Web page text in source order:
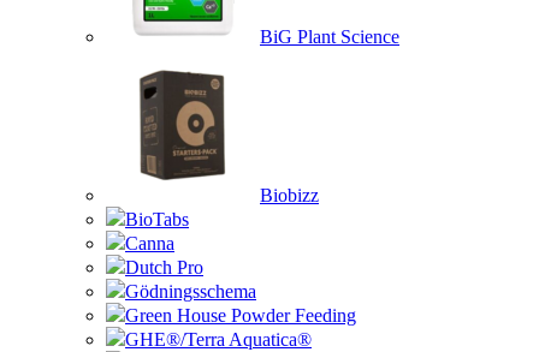
BiG Plant Science
Biobizz
BioTabs
Canna
Dutch Pro
Gödningsschema
Green House Powder Feeding
GHE®/Terra Aquatica®